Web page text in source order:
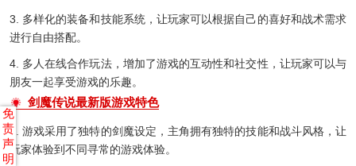
3. 多样化的装备和技能系统，让玩家可以根据自己的喜好和战术需求
进行自由搭配。
4. 多人在线合作玩法，增加了游戏的互动性和社交性，让玩家可以与
朋友一起享受游戏的乐趣。
剑魔传说最新版游戏特色
1. 游戏采用了独特的剑魔设定，主角拥有独特的技能和战斗风格，让
玩家体验到不同寻常的游戏体验。
免
责
声
明